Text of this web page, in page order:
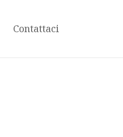
Contattaci